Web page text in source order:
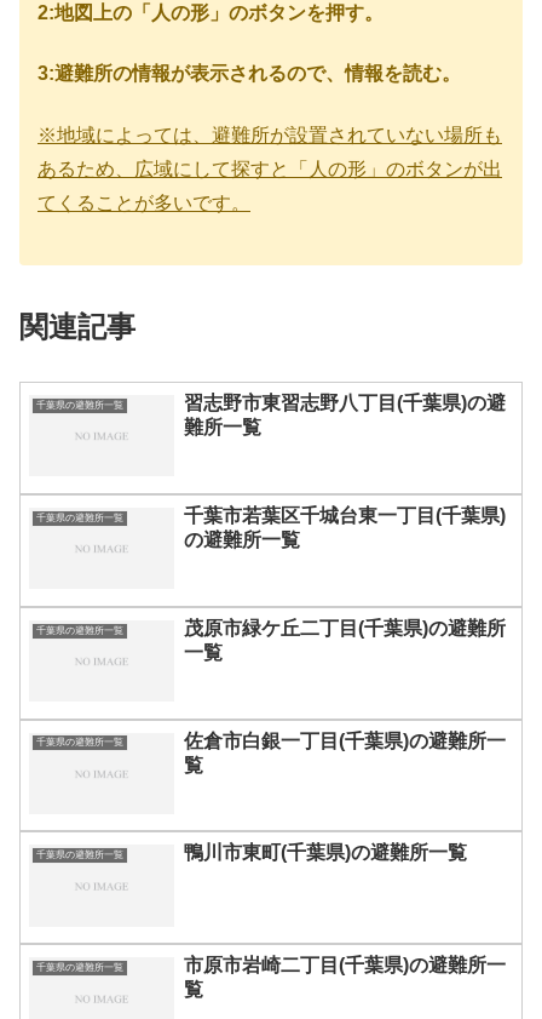
2:地図上の「人の形」のボタンを押す。
3:避難所の情報が表示されるので、情報を読む。
※地域によっては、避難所が設置されていない場所も
あるため、広域にして探すと「人の形」のボタンが出
てくることが多いです。
関連記事
千葉県の避難所一覧
習志野市東習志野八丁目(千葉県)の避
難所一覧
千葉県の避難所一覧
千葉市若葉区千城台東一丁目(千葉県)
の避難所一覧
千葉県の避難所一覧
茂原市緑ケ丘二丁目(千葉県)の避難所
一覧
千葉県の避難所一覧
佐倉市白銀一丁目(千葉県)の避難所一
覧
千葉県の避難所一覧 鴨川市東町(千葉県)の避難所一覧
千葉県の避難所一覧
市原市岩崎二丁目(千葉県)の避難所一
覧